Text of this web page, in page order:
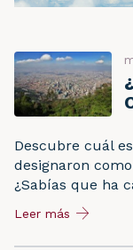
Descubre cuál
designaron
¿Sabías que ha
Leer más